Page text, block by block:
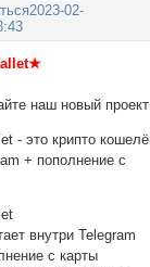
2023-02-
наш новый проект
- это крипто
+ пополнение с
внутри Telegram
с карты